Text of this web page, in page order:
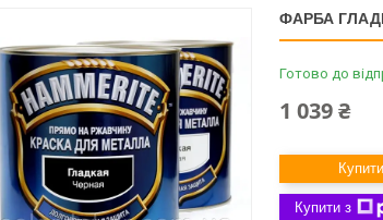
ФАРБА
Готово до
1 039 ₴
Купити
Купити з